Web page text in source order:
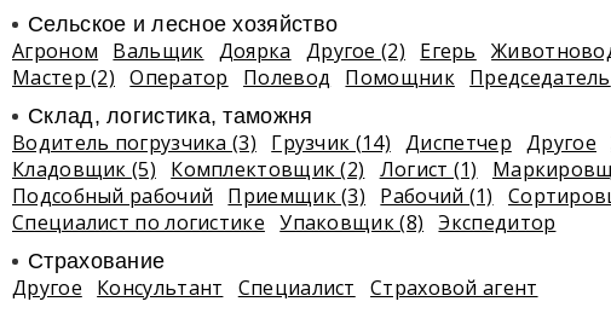
Сельское и лесное хозяйство
Агроном Вальщик Доярка Другое (2) Егерь
Мастер (2)
Оператор Полевод Помощник Председатель
Склад, логистика, таможня
Водитель погрузчика (3) Грузчик (14) Диспетчер Другое
Кладовщик (5)
Комплектовщик (2) Логист (1)
Подсобный рабочий
Приемщик (3) Рабочий (1)
Специалист по логистике
Упаковщик (8) Экспедитор
Страхование
Другое Консультант Специалист Страховой агент